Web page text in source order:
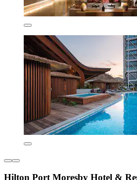
Hilton Port Moresby Hotel &